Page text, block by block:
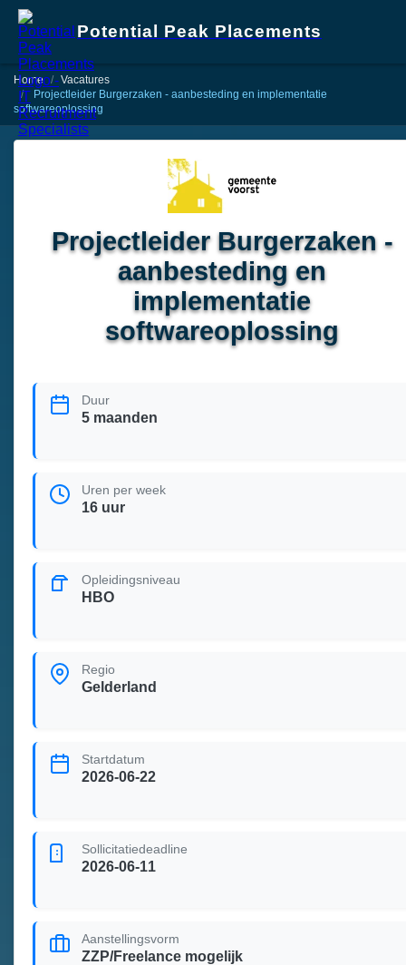
Potential Peak Placements
Home
Vacatures
softwareoplossing
Projectleider Burgerzaken -
aanbesteding en
implementatie
softwareoplossing
Duur
5 maanden
Uren per week
16 uur
Opleidingsniveau
HBO
Regio
Gelderland
Startdatum
2026-06-22
Sollicitatiedeadline
2026-06-11
Aanstellingsvorm
ZZP/Freelance mogelijk